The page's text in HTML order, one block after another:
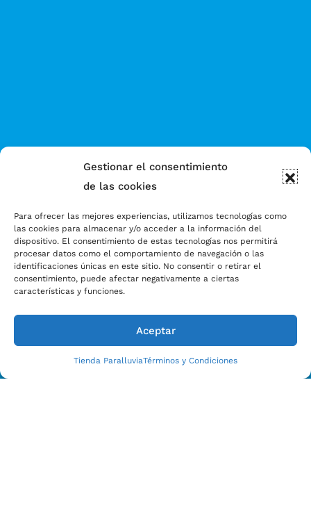
Gestionar el consentimiento
de las cookies
Para ofrecer las mejores experiencias, utilizamos tecnologías como
las cookies para almacenar y/o acceder a la información del
dispositivo. El consentimiento de estas tecnologías nos permitirá
procesar datos como el comportamiento de navegación o las
identificaciones únicas en este sitio. No consentir o retirar el
consentimiento, puede afectar negativamente a ciertas
características y funciones.
Aceptar
Tienda ParalluviaTérminos y Condiciones
Estamos Para Ayudarle
CONTACTO CON NOSOTROS HOY